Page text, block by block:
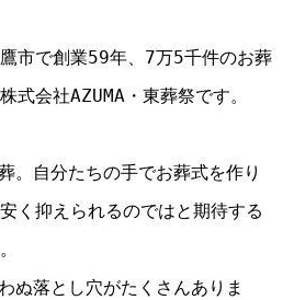
市で創業59年、7万5千件のお葬
式会社AZUMA・東葬祭です。
。自分たちの手でお葬式を作り
く抑えられるのではと期待する
ぬ落とし穴がたくさんありま